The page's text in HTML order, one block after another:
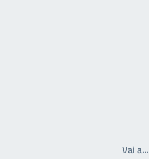
Vai a…